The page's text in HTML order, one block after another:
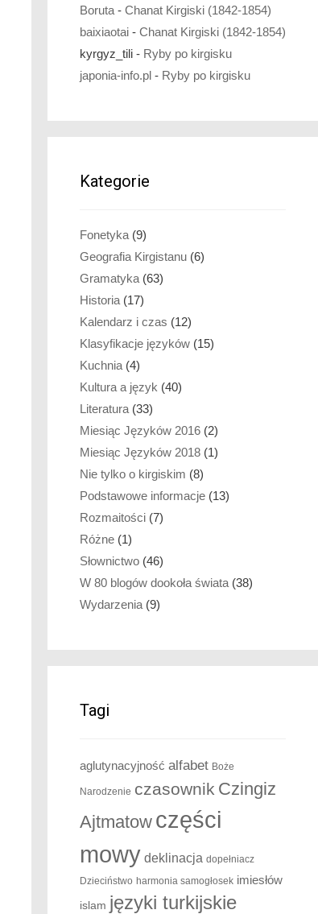
Boruta - Chanat Kirgiski (1842-1854)
baixiaotai - Chanat Kirgiski (1842-1854)
kyrgyz_tili - Ryby po kirgisku
japonia-info.pl - Ryby po kirgisku
Kategorie
Fonetyka (9)
Geografia Kirgistanu (6)
Gramatyka (63)
Historia (17)
Kalendarz i czas (12)
Klasyfikacje języków (15)
Kuchnia (4)
Kultura a język (40)
Literatura (33)
Miesiąc Języków 2016 (2)
Miesiąc Języków 2018 (1)
Nie tylko o kirgiskim (8)
Podstawowe informacje (13)
Rozmaitości (7)
Różne (1)
Słownictwo (46)
W 80 blogów dookoła świata (38)
Wydarzenia (9)
Tagi
aglutynacyjność alfabet Boże
Narodzenie czasownik Czingiz
Ajtmatow części
mowy deklinacja dopełniacz
Dzieciństwo harmonia samogłosek imiesłów
islam języki turkijskie